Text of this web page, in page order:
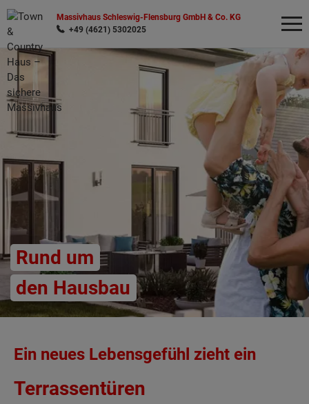
Massivhaus Schleswig-Flensburg GmbH & Co. KG
+49 (4621) 5302025
Rund um
den Hausbau
Ein neues Lebensgefühl zieht ein
Terrassentüren
Wonach möchten Sie suchen?